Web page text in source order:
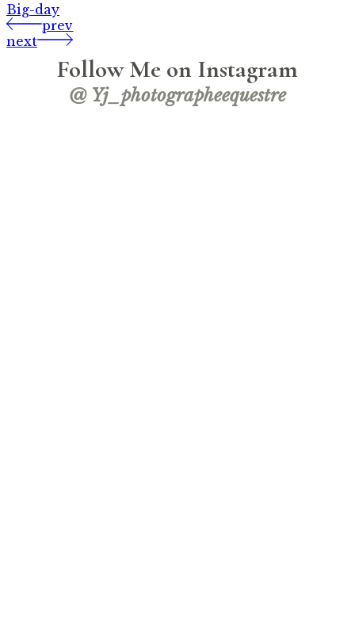
Big-day
prev
next
Follow Me on Instagram
@ Yj_photographeequestre